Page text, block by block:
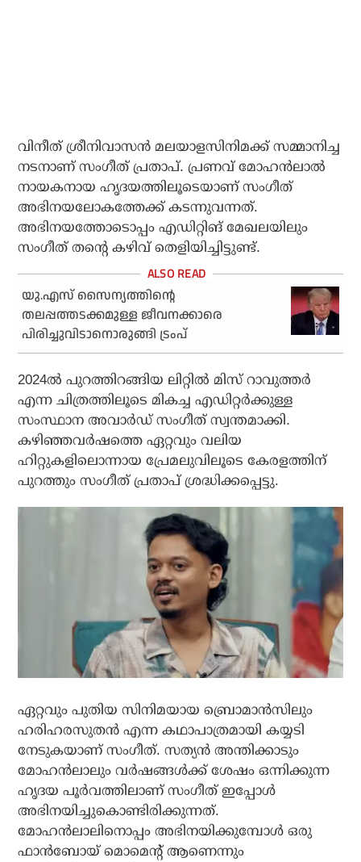
വിനീത് ശ്രീനിവാസന്‍ മലയാളസിനിമക്ക് സമ്മാനിച്ച
നടനാണ് സംഗീത് പ്രതാപ്. പ്രണവ് മോഹന്‍ലാല്‍
നായകനായ ഹൃദയത്തിലൂടെയാണ് സംഗീത്
അഭിനയലോകത്തേക്ക് കടന്നുവന്നത്.
അഭിനയത്തോടൊപ്പം എഡിറ്റിങ് മേഖലയിലും
സംഗീത് തന്റെ കഴിവ് തെളിയിച്ചിട്ടുണ്ട്.
യു.എസ് സൈന്യത്തിന്റെ
തലപ്പത്തടക്കമുള്ള ജീവനക്കാരെ
പിരിച്ചുവിടാനൊരുങ്ങി ട്രംപ്
2024ല്‍ പുറത്തിറങ്ങിയ ലിറ്റില്‍ മിസ് റാവുത്തര്‍
എന്ന ചിത്രത്തിലൂടെ മികച്ച എഡിറ്റര്‍ക്കുള്ള
സംസ്ഥാന അവാര്‍ഡ് സംഗീത് സ്വന്തമാക്കി.
കഴിഞ്ഞവര്‍ഷത്തെ ഏറ്റവും വലിയ
ഹിറ്റുകളിലൊന്നായ പ്രേമലുവിലൂടെ കേരളത്തിന്
പുറത്തും സംഗീത് പ്രതാപ് ശ്രദ്ധിക്കപ്പെട്ടു.
ഏറ്റവും പുതിയ സിനിമയായ ബ്രൊമാൻസിലും
ഹരിഹരസുതൻ എന്ന കഥാപാത്രമായി കയ്യടി
നേടുകയാണ് സംഗീത്. സത്യൻ അന്തിക്കാടും
മോഹൻലാലും വർഷങ്ങൾക്ക് ശേഷം ഒന്നിക്കുന്ന
ഹൃദയ പൂർവത്തിലാണ് സംഗീത് ഇപ്പോൾ
അഭിനയിച്ചുകൊണ്ടിരിക്കുന്നത്.
മോഹൻലാലിനൊപ്പം അഭിനയിക്കുമ്പോൾ ഒരു
ഫാൻബോയ് മൊമെന്റ് ആണെന്നും